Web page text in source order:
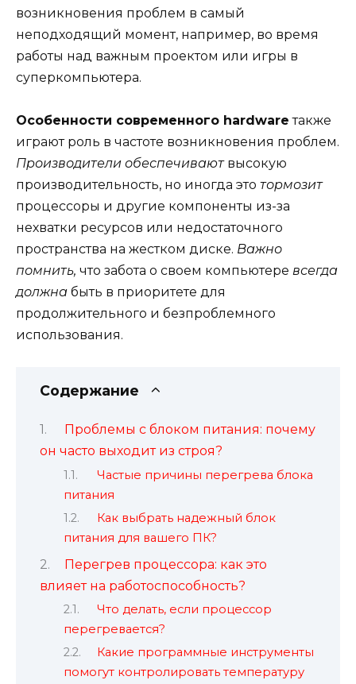
возникновения проблем в самый
неподходящий момент, например, во время
работы над важным проектом или игры в
суперкомпьютера.
Особенности современного hardware также
играют роль в частоте возникновения проблем.
Производители обеспечиваютвысокую
производительность, но иногда это тормозит
процессоры и другие компоненты из-за
нехватки ресурсов или недостаточного
пространства на жестком диске. Важно
помнить, что забота о своем компьютере всегда
должна быть в приоритете для
продолжительного и безпроблемного
использования.
Содержание
Проблемы с блоком питания: почему
он часто выходит из строя?
Частые причины перегрева блока
питания
Как выбрать надежный блок
питания для вашего ПК?
Перегрев процессора: как это
влияет на работоспособность?
Что делать, если процессор
перегревается?
Какие программные инструменты
помогут контролировать температуру